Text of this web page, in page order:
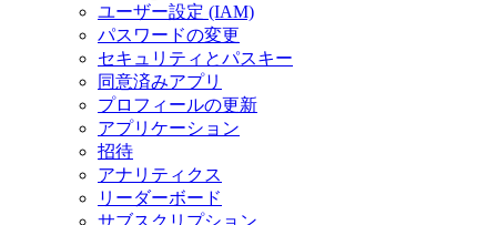
ユーザー設定 (IAM)
パスワードの変更
セキュリティとパスキー
同意済みアプリ
プロフィールの更新
アプリケーション
招待
アナリティクス
リーダーボード
サブスクリプション